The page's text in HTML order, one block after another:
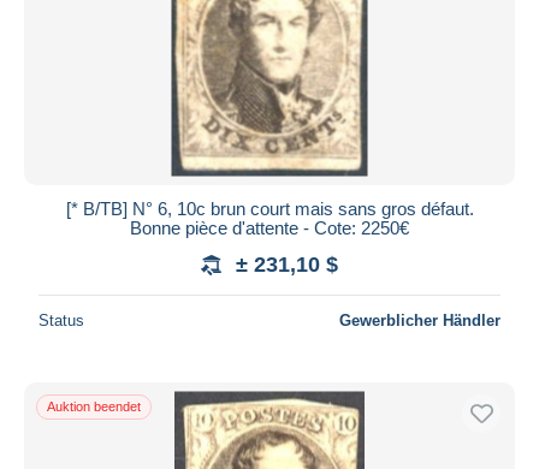
[* B/TB] N° 6, 10c brun court mais sans gros défaut.
Bonne pièce d'attente - Cote: 2250€
± 231,10 $
Status Gewerblicher Händler
Auktion beendet